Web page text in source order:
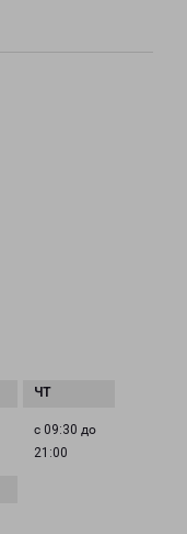
с 09:30 до
21:00